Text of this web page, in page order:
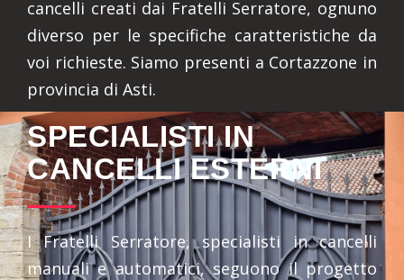
cancelli creati dai Fratelli Serratore, ognuno
diverso per le specifiche caratteristiche da
voi richieste. Siamo presenti a Cortazzone in
provincia di Asti.
SPECIALISTI IN
CANCELLI ESTERNI
I Fratelli Serratore, specialisti in cancelli
manuali e automatici, seguono il progetto